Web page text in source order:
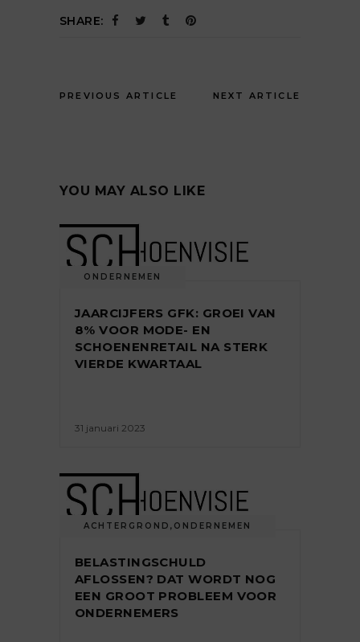
SHARE:
PREVIOUS ARTICLE NEXT ARTICLE
YOU MAY ALSO LIKE
ONDERNEMEN
JAARCIJFERS GFK: GROEI VAN
8% VOOR MODE- EN
SCHOENENRETAIL NA STERK
VIERDE KWARTAAL
31 januari 2023
ACHTERGROND , ONDERNEMEN
BELASTINGSCHULD
AFLOSSEN? DAT WORDT NOG
EEN GROOT PROBLEEM VOOR
ONDERNEMERS